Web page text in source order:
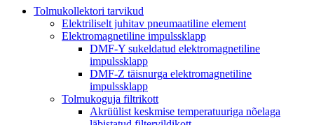
Tolmukollektori tarvikud
Elektriliselt juhitav pneumaatiline element
Elektromagnetiline impulssklapp
DMF-Y sukeldatud elektromagnetiline
impulssklapp
DMF-Z täisnurga elektromagnetiline
impulssklapp
Tolmukoguja filtrikott
Akrüülist keskmise temperatuuriga nõelaga